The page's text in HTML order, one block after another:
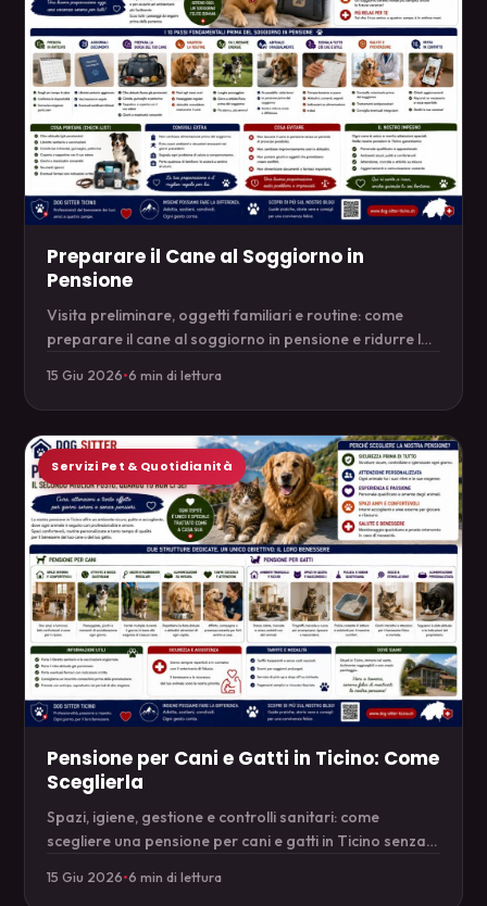
Preparare il Cane al Soggiorno in
Pensione
Visita preliminare, oggetti familiari e routine: come
preparare il cane al soggiorno in pensione e ridurre lo
15 Giu 2026•6 min di lettura
Servizi Pet & Quotidianità
Pensione per Cani e Gatti in Ticino: Come
Sceglierla
Spazi, igiene, gestione e controlli sanitari: come
scegliere una pensione per cani e gatti in Ticino senza
15 Giu 2026•6 min di lettura